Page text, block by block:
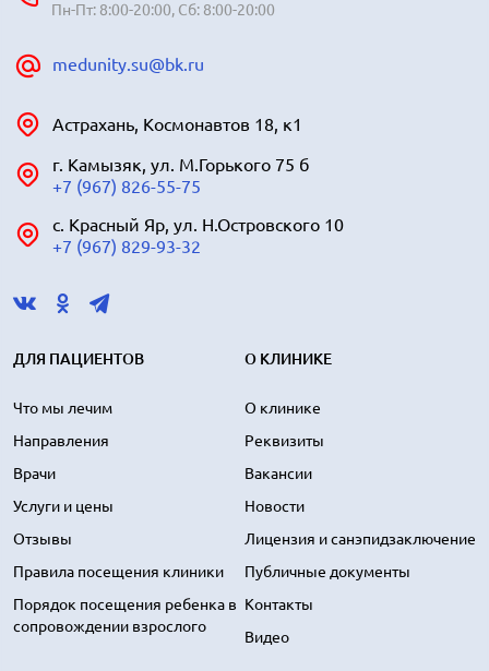
Пн-Пт: 8:00-20:00, Сб: 8:00-20:00
medunity.su@bk.ru
Астрахань, Космонавтов 18, к1
г. Камызяк, ул. М.Горького 75 б
+7 (967) 826-55-75
с. Красный Яр, ул. Н.Островского 10
+7 (967) 829-93-32
ДЛЯ ПАЦИЕНТОВ
Что мы лечим
Направления
Врачи
Услуги и цены
Отзывы
Правила посещения клиники
Порядок посещения ребенка в
сопровождении взрослого
О КЛИНИКЕ
О клинике
Реквизиты
Вакансии
Новости
Лицензия и санэпидзаключение
Публичные документы
Контакты
Видео